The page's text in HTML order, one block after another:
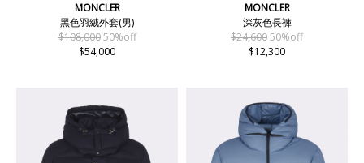
MONCLER
黑色羽絨外套(男)
$108,000 50%off
$54,000
MONCLER
深灰色長褲
$24,60050%off
$12,300